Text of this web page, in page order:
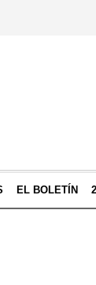
EL BOLETÍN